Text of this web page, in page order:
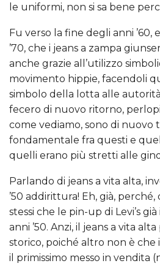
le uniformi, non si sa bene
Fu verso la fine degli anni
’70, che i jeans a zampa
anche grazie all’utilizzo
movimento hippie, facendoli
simbolo della lotta alle
fecero di nuovo ritorno,
come vediamo, sono di nuovo
fondamentale fra questi e
quelli erano più stretti alle
Parlando di jeans a vita alta,
’50 addirittura! Eh, già,
stessi che le pin-up di Levi’s
anni ’50. Anzi, il jeans a vita
storico, poiché altro non è che
il primissimo messo in vendita